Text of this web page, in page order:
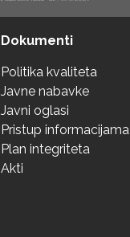
Dokumenti
Politika kvaliteta
Javne nabavke
Javni oglasi
Pristup informacijama
Plan integriteta
Akti